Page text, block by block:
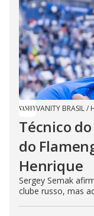
VANITY BRASIL/
Técnico
do
Henrique
Sergey Semak
clube russo, mas